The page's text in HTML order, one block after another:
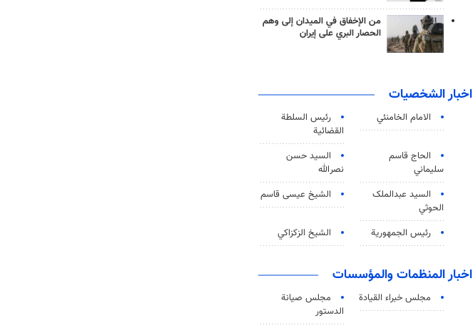
من الإخفاق في الميدان إلى وهم
الحصار البري على إيران
اخبار الشخصيات
الامام الخامنئي
رئیس السلطة
القضائیة
الحاج قاسم
سليماني
السيد حسن
نصرالله
السید عبدالملک
الحوثي
الشيخ عيسى قاسم
رئيس الجمهورية الشيخ الزكزاكي
اخبار المنظمات والمؤسسات
مجلس خبراء القيادة
مجلس صيانة
الدستور